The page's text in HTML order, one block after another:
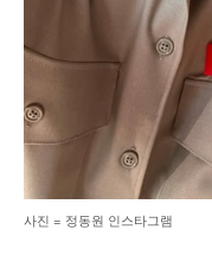
사진 = 정동원 인스타그램